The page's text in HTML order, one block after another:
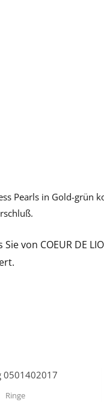
Pearls in Gold-grün
Sie von COEUR
Ringe